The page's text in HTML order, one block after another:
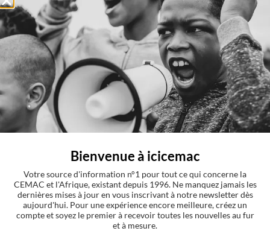
Articles similaires
Bienvenue à icicemac
Votre source d'information n°1 pour tout ce qui concerne la
CEMAC et l'Afrique, existant depuis 1996. Ne manquez jamais les
dernières mises à jour en vous inscrivant à notre newsletter dès
aujourd'hui. Pour une expérience encore meilleure, créez un
compte et soyez le premier à recevoir toutes les nouvelles au fur
et à mesure.